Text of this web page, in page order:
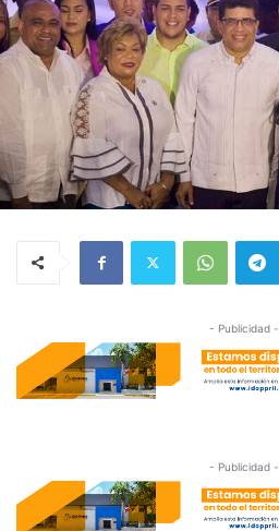
- Publicidad -
- Publicidad -